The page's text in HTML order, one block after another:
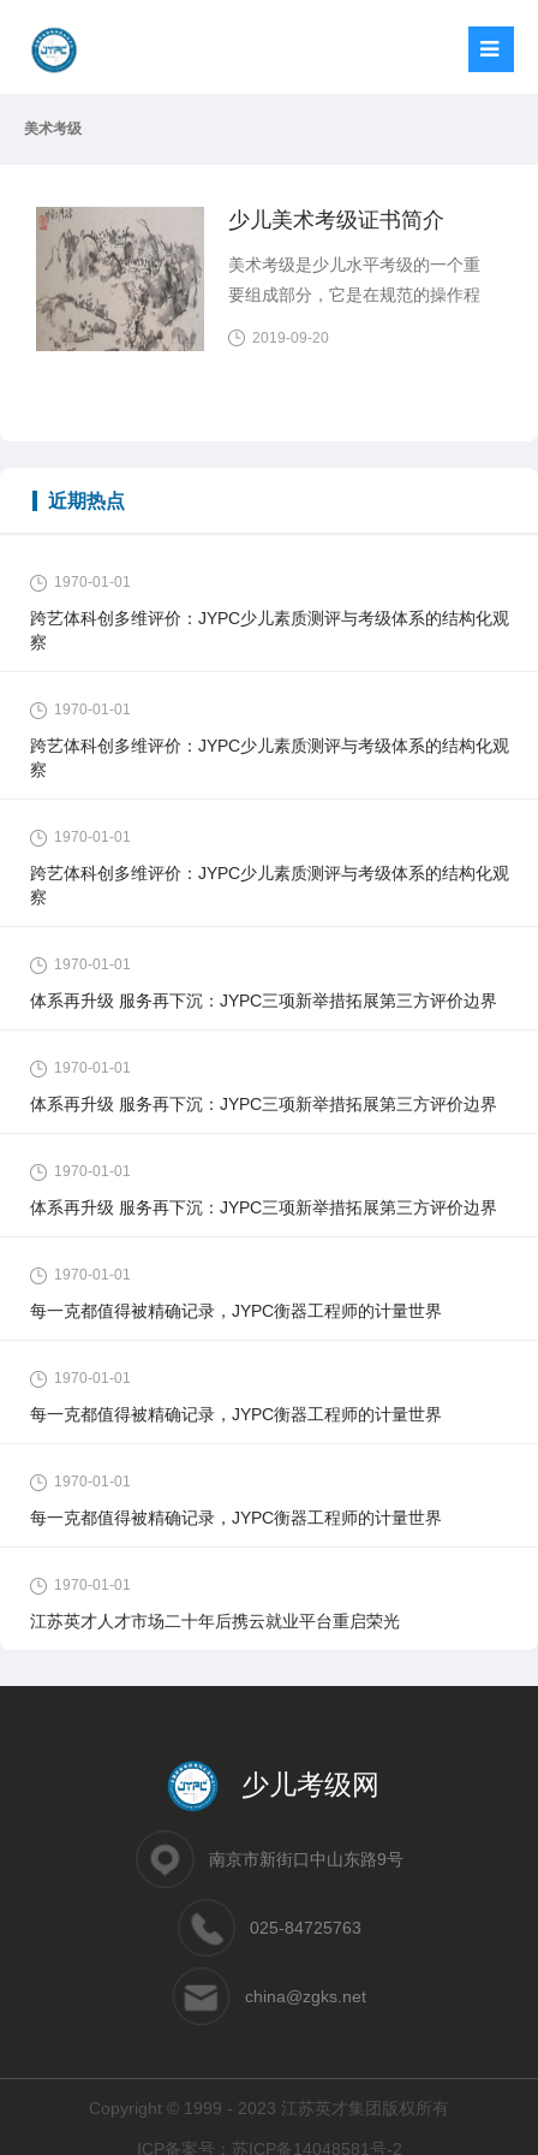
美术考级
少儿美术考级证书简介
美术考级是少儿水平考级的一个重
要组成部分，它是在规范的操作程
发掘少年儿童特长与潜能，帮助学
2019-09-20
近期热点
1970-01-01
跨艺体科创多维评价：JYPC少儿素质测评与考级体系的结构化观
察
1970-01-01
跨艺体科创多维评价：JYPC少儿素质测评与考级体系的结构化观
察
1970-01-01
跨艺体科创多维评价：JYPC少儿素质测评与考级体系的结构化观
察
1970-01-01
体系再升级 服务再下沉：JYPC三项新举措拓展第三方评价边界
1970-01-01
体系再升级 服务再下沉：JYPC三项新举措拓展第三方评价边界
1970-01-01
体系再升级 服务再下沉：JYPC三项新举措拓展第三方评价边界
1970-01-01
每一克都值得被精确记录，JYPC衡器工程师的计量世界
1970-01-01
每一克都值得被精确记录，JYPC衡器工程师的计量世界
1970-01-01
每一克都值得被精确记录，JYPC衡器工程师的计量世界
1970-01-01
江苏英才人才市场二十年后携云就业平台重启荣光
少儿考级网
南京市新街口中山东路9号
025-84725763
china@zgks.net
Copyright © 1999 - 2023 江苏英才集团版权所有
ICP备案号： 苏ICP备14048581号-2